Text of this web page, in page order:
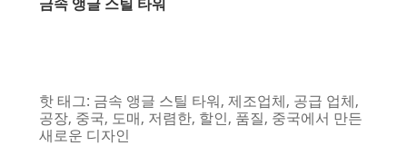
핫 태그: 금속 앵글 스틸 타워, 제조업체, 공급 업체,
공장, 중국, 도매, 저렴한, 할인, 품질, 중국에서 만든
새로운 디자인